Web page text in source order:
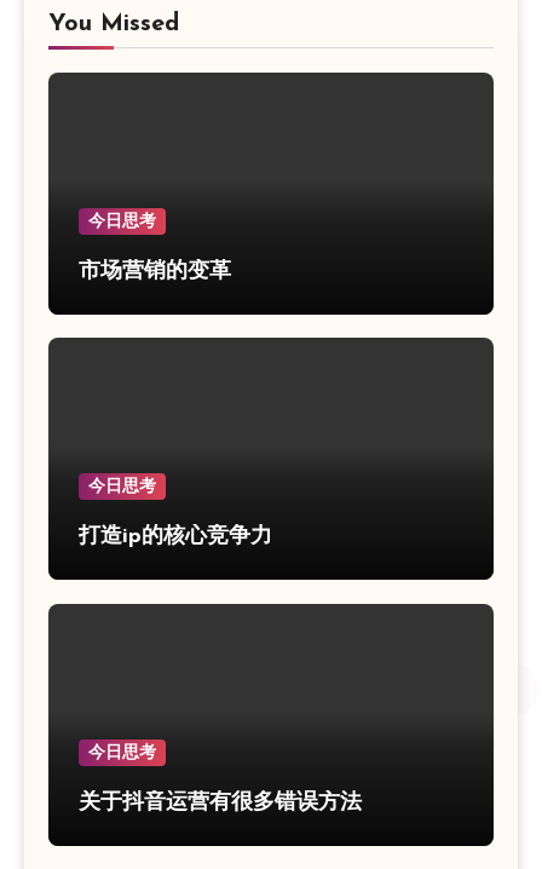
You Missed
今日思考
市场营销的变革
今日思考
打造ip的核心竞争力
今日思考
关于抖音运营有很多错误方法